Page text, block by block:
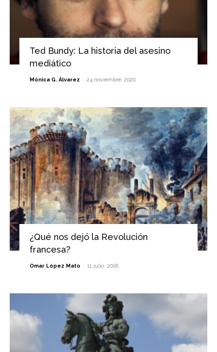
Ted Bundy: La historia del asesino
mediático
Mónica G. Álvarez - 24 noviembre, 2020
¿Qué nos dejó la Revolución
francesa?
Omar López Mato - 11 julio, 2018